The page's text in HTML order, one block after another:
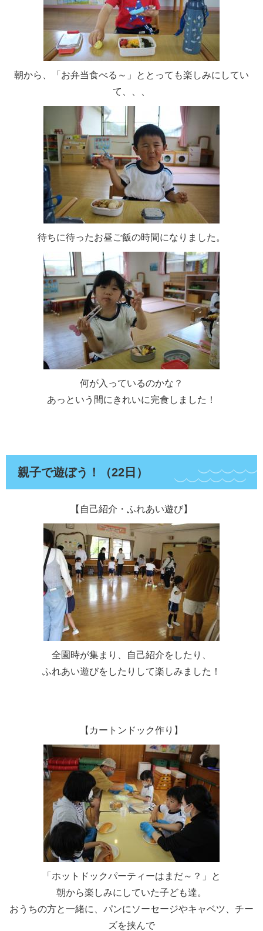
朝から、「お弁当食べる～」ととっても楽しみにしてい
て、、、
待ちに待ったお昼ご飯の時間になりました。
何が入っているのかな？
あっという間にきれいに完食しました！
親子で遊ぼう！（22日）
【自己紹介・ふれあい遊び】
全園時が集まり、自己紹介をしたり、
ふれあい遊びをしたりして楽しみました！
【カートンドック作り】
「ホットドックパーティーはまだ～？」と
朝から楽しみにしていた子ども達。
おうちの方と一緒に、パンにソーセージやキャベツ、チー
ズを挟んで